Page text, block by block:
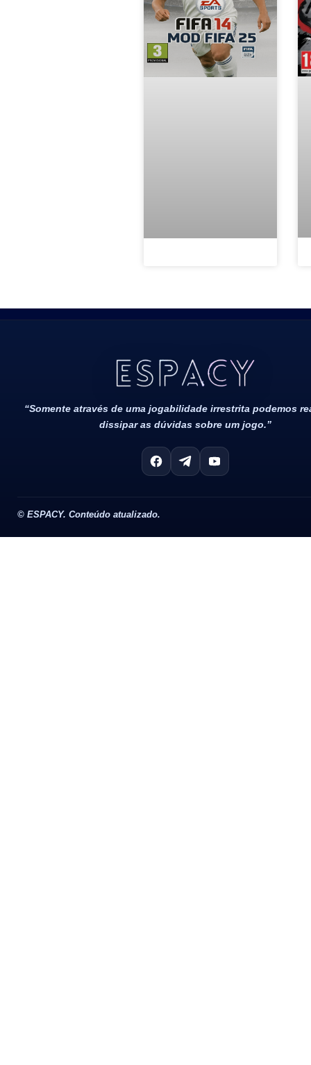
“Somente através de uma jogabilidade irrestrita podemos
dissipar as dúvidas sobre um jogo.”
© ESPACY. Conteúdo atualizado.